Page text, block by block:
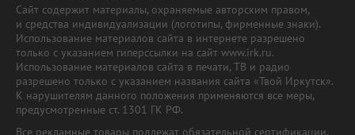
Сайт содержит материалы, охраняемые авторским правом,
и средства индивидуализации (логотипы, фирменные знаки).
Использование материалов сайта в интернете разрешено
только с указанием гиперссылки на сайт www.irk.ru.
Использование материалов сайта в печати, ТВ и радио
разрешено только с указанием названия сайта «Твой Иркутск».
К нарушителям данного положения применяются все меры,
предусмотренные ст. 1301 ГК РФ.
Все рекламные товары подлежат обязательной сертификации,